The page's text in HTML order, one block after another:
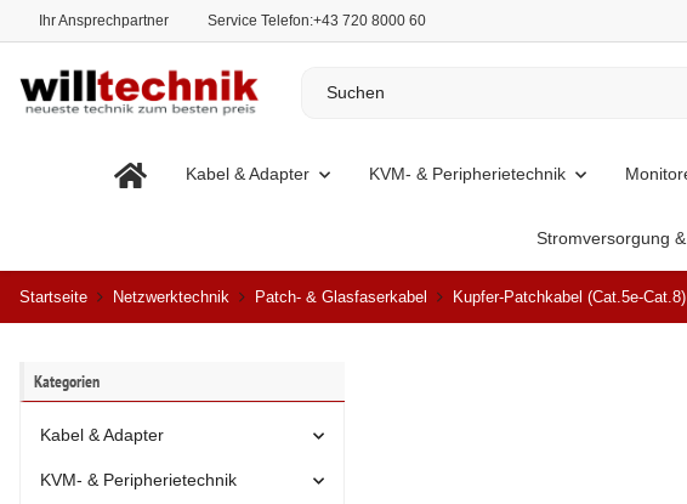
Ihr Ansprechpartner Service Telefon:+43 720 8000 60
Kabel & Adapter KVM- & Peripherietechnik
Stromversorgung
Startseite Netzwerktechnik Patch- & Glasfaserkabel Kupfer-Patchkabel (Cat.5e-Cat.8)
Kategorien
Kabel & Adapter
KVM- & Peripherietechnik